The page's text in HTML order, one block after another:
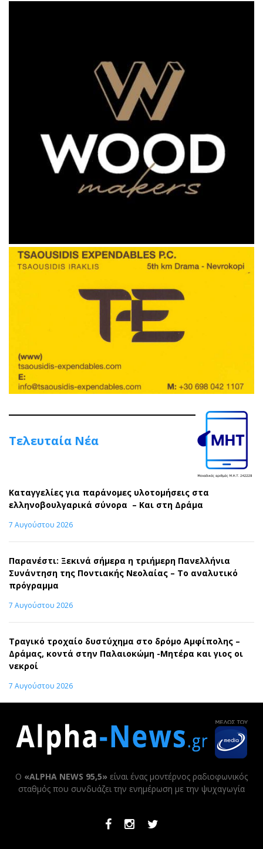
Τελευταία Νέα
Καταγγελίες για παράνομες υλοτομήσεις στα
ελληνοβουλγαρικά σύνορα – Και στη Δράμα
7 Αυγούστου 2026
Παρανέστι: Ξεκινά σήμερα η τριήμερη Πανελλήνια
Συνάντηση της Ποντιακής Νεολαίας – Το αναλυτικό
πρόγραμμα
7 Αυγούστου 2026
Τραγικό τροχαίο δυστύχημα στο δρόμο Αμφίπολης –
Δράμας, κοντά στην Παλαιοκώμη -Μητέρα και γιος οι
νεκροί
7 Αυγούστου 2026
Ο «ALPHA NEWS 95,5» είναι ένας μοντέρνος ραδιοφωνικός
σταθμός που συνδυάζει την ενημέρωση με την ψυχαγωγία
FacebookInstagramTwitter